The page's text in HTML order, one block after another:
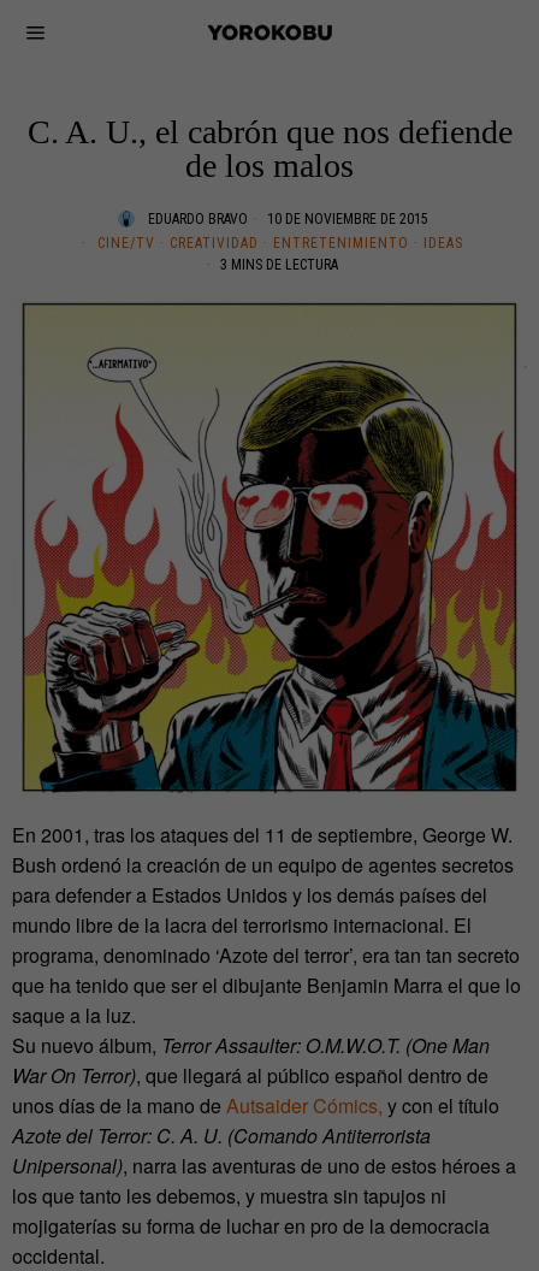
C. A. U., el cabrón que nos defiende
de los malos
EDUARDO BRAVO
10 DE NOVIEMBRE DE 2015
CINE/TV · CREATIVIDAD · ENTRETENIMIENTO ·
IDEAS
3 MINS DE LECTURA
En 2001, tras los ataques del 11 de septiembre, George W.
Bush ordenó la creación de un equipo de agentes secretos
para defender a Estados Unidos y los demás países del
mundo libre de la lacra del terrorismo internacional. El
programa, denominado ‘Azote del terror’, era tan tan secreto
que ha tenido que ser el dibujante Benjamin Marra el que lo
saque a la luz.
Su nuevo álbum, Terror Assaulter: O.M.W.O.T. (One Man
War On Terror), que llegará al público español dentro de
unos días de la mano de Autsaider Cómics, y con el título
Azote del Terror: C. A. U. (Comando Antiterrorista
Unipersonal), narra las aventuras de uno de estos héroes a
los que tanto les debemos, y muestra sin tapujos ni
mojigaterías su forma de luchar en pro de la democracia
occidental.